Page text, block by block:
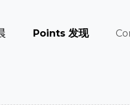
Points 发现